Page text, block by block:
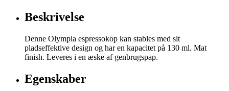
Beskrivelse
Denne Olympia espressokop kan stables med sit
pladseffektive design og har en kapacitet på 130 ml. Mat
finish. Leveres i en æske af genbrugspap.
Egenskaber